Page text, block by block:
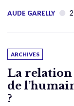
AUDE GARELLY
ARCHIVES
La relation
de
?